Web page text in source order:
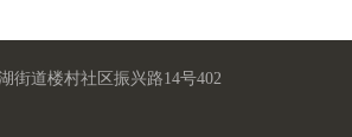
街道楼村社区振兴路14号402